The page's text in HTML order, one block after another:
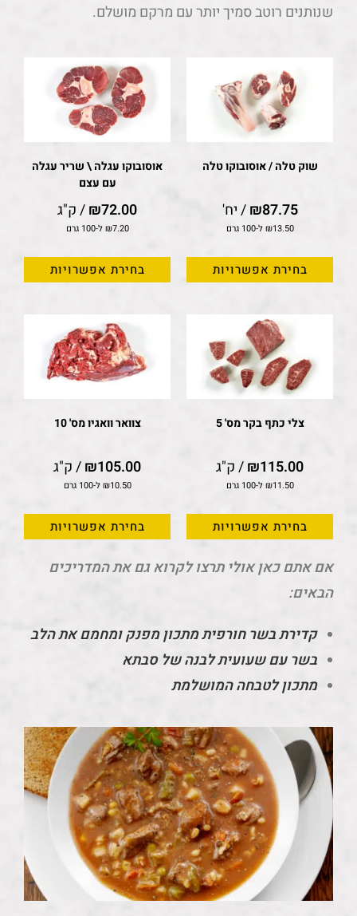
שנותנים רוטב סמיך יותר עם מרקם מושלם.
שוק טלה / אוסובוקו טלה
₪87.75 / יח'
₪13.50 ל-100 גרם
בחירת אפשרויות
אוסובוקו עגלה \ שריר עגלה
עם עצם
₪72.00 / ק"ג
₪7.20 ל-100 גרם
בחירת אפשרויות
צלי כתף בקר מס' 5
₪115.00 / ק"ג
₪11.50 ל-100 גרם
בחירת אפשרויות
צוואר וואגיו מס' 10
₪105.00 / ק"ג
₪10.50 ל-100 גרם
בחירת אפשרויות
אם אתם כאן אולי תרצו לקרוא גם את המדריכים
הבאים:
קדירת בשר חורפית מתכון מפנק ומחמם את הלב
בשר עם שעועית לבנה של סבתא
מתכון לטבחה המושלמת